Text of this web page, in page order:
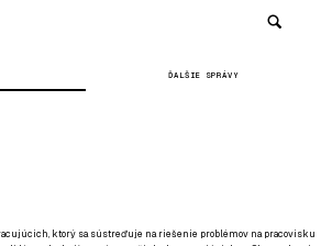
ĎALŠIE SPRÁVY
ktorý sa sústreďuje na riešenie problémov na pracovisku